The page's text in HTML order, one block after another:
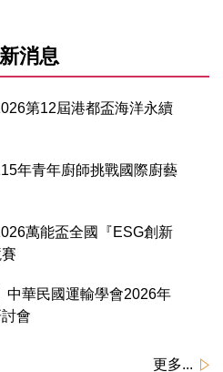
消息
第12屆港都盃海洋永續
年青年廚師挑戰國際廚藝
萬能盃全國『ESG創新
中華民國運輸學會2026年
會
更多...